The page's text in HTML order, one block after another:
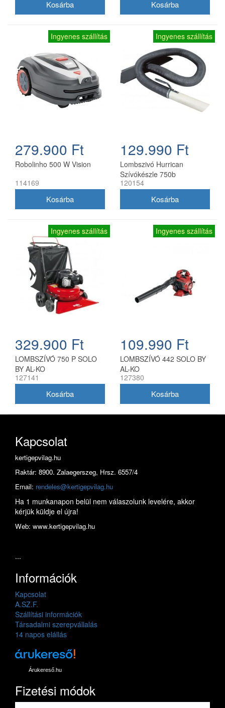
Ingyenes szállítás
279.900 Ft
Robolinho 500 W Vision
114169
Ingyenes szállítás
129.990 Ft
Lombszivó Hurrican
Szívókészle 750b
120154
Ingyenes szállítás
329.900 Ft
LOMBSZÍVÓ 750 P SOLO
BY AL-KO
127141
Ingyenes szállítás
109.990 Ft
LOMBSZÍVÓ 442 SOLO BY
AL-KO
127380
Kapcsolat
kertigepvilag.hu
Raktár: 8900. Zalaegerszeg, Hrsz. 6557/4
Email: rendeles@kertigepvilag.hu
Ha 1 munkanapon belül nem válaszolunk levelére, akkor
kérjük küldje el újra!
Web: www.kertigepvilag.hu
...
Információk
Kapcsolat
A.SZ.F.
Szállítási információk
Társadalmi szerepvállalás
14 napos elállás
Árukereső.hu
Fizetési módok